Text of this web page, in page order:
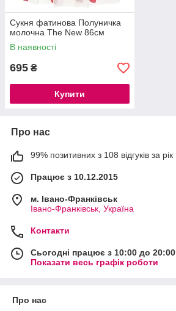
Сукня фатинова Полуничка
молочна The New 86см
В наявності
695 ₴
Купити
Про нас
99% позитивних з 108 відгуків за рік
Працює з 10.12.2015
м. Івано-Франківськ
Івано-Франківськ, Україна
Контакти
Сьогодні працює з 10:00 до 20:00
Показати весь графік роботи
Про нас